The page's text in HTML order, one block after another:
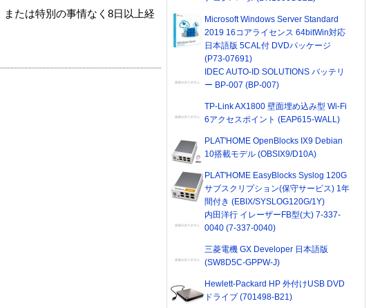
たは特別の事情なく8日以上経
Microsoft Windows Server Standard
2019 16コアライセンス 64bitWin対応
日本語版 5CAL付 DVDパッケージ
(P73-07691)
IDEC AUTO-ID SOLUTIONS バッテリ
ー BP-007 (BP-007)
TP-Link AX1800 壁面埋め込み型 Wi-Fi
6アクセスポイント (EAP615-WALL)
PLAT'HOME OpenBlocks IX9 Debian
10搭載モデル (OBSIX9/D10A)
PLAT'HOME EasyBlocks Syslog 120G
サブスクリプション(保守サービス) 1年
間付き (EBIX/SYSLOG120G/1Y)
内田洋行 イレーザーFB型(大) 7-337-
0040 (7-337-0040)
三菱電機 GX Developer 日本語版
(SW8D5C-GPPW-J)
Hewlett-Packard HP 外付けUSB DVD
ドライブ (701498-B21)